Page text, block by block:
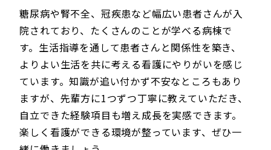
糖尿病や腎不全、冠疾患など幅広い患者さんが入
院されており、たくさんのことが学べる病棟で
す。生活指導を通して患者さんと関係性を築き、
よりよい生活を共に考える看護にやりがいを感じ
ています。知識が追い付かず不安なところもあり
ますが、先輩方に1つずつ丁寧に教えていただき、
自立できた経験項目も増え成長を実感できます。
楽しく看護ができる環境が整っています、ぜひ一